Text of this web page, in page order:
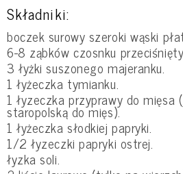
Składniki:
boczek surowy szeroki wąski
6-8 ząbków czosnku
3 łyżki suszonego majeranku.
1 łyżeczka tymianku.
1 łyzeczka przyprawy do mięsa
staropolską do mięs).
1 łyżeczka słodkiej papryki.
1/2 łyzeczki papryki ostrej.
łyzka soli.